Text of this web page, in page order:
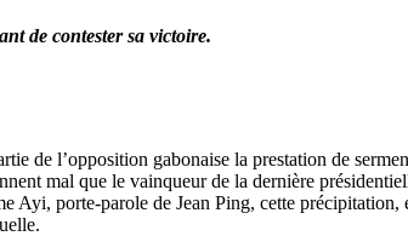
de contester sa victoire.
de l’opposition gabonaise la prestation de
mal que le vainqueur de la dernière
Ayi, porte-parole de Jean Ping, cette précipitation,